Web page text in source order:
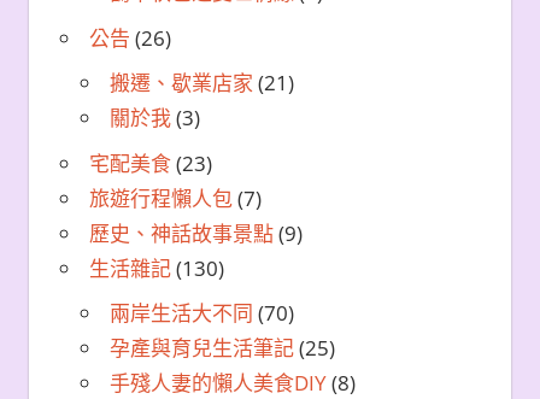
公告 (26)
搬遷、歇業店家 (21)
關於我(3)
宅配美食(23)
旅遊行程懶人包(7)
歷史、神話故事景點(9)
生活雜記(130)
兩岸生活大不同 (70)
孕產與育兒生活筆記(25)
手殘人妻的懶人美食DIY(8)